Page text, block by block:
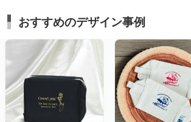
おすすめのデザイン事例